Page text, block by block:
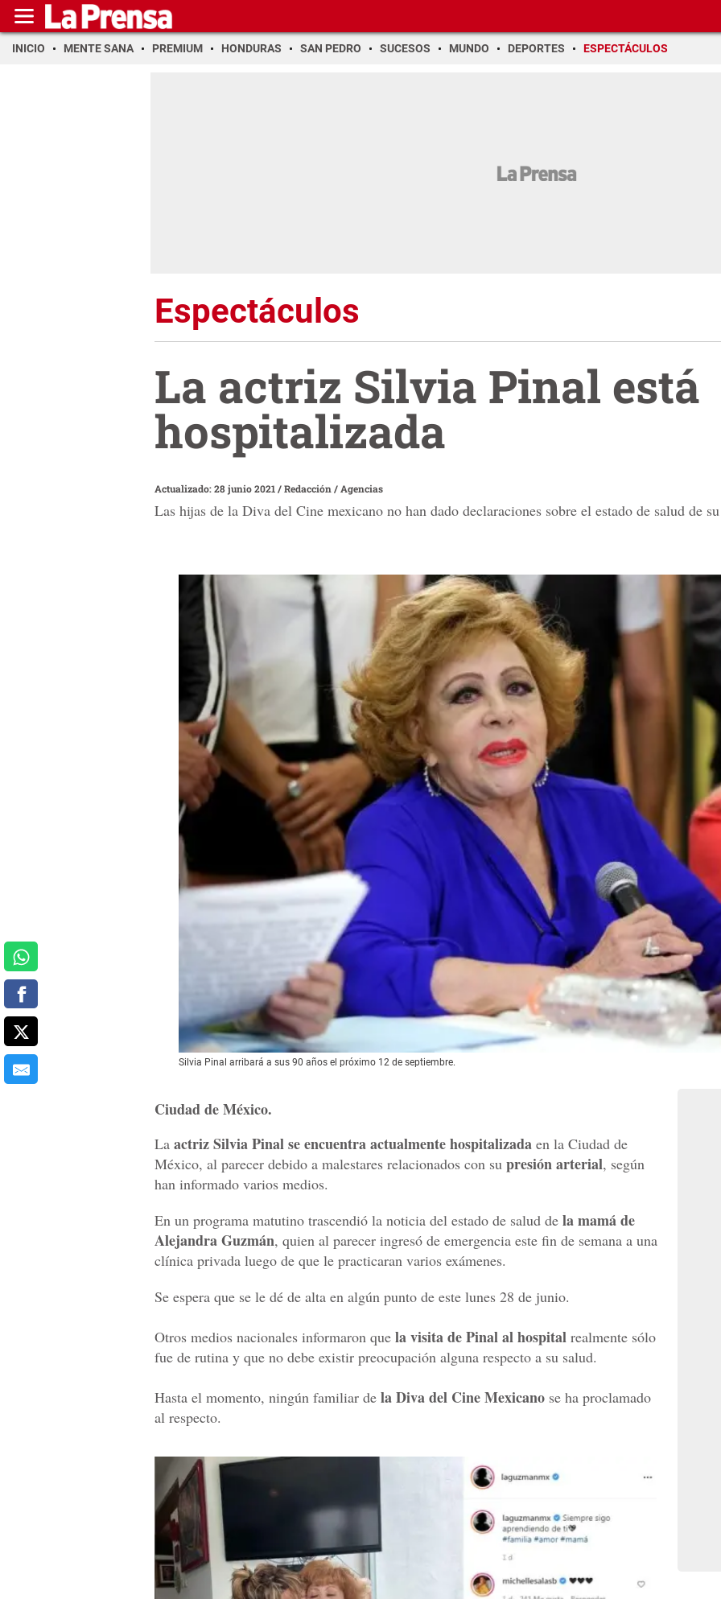
INICIO MENTE SANA PREMIUM HONDURAS SAN PEDRO SUCESOS MUNDO DEPORTES ESPECTÁCULOS
Espectáculos
La actriz Silvia Pinal está
hospitalizada
Actualizado: 28 junio 2021 /Redacción / Agencias
Las hijas de la Diva del Cine mexicano no han dado declaraciones sobre el estado de salud de
Silvia Pinal arribará a sus 90 años el próximo 12 de septiembre.
Ciudad de México.
La actriz Silvia Pinal se encuentra actualmente hospitalizada en la Ciudad de
México, al parecer debido a malestares relacionados con su presión arterial, según
han informado varios medios.
En un programa matutino trascendió la noticia del estado de salud de la mamá de
Alejandra Guzmán, quien al parecer ingresó de emergencia este fin de semana a una
clínica privada luego de que le practicaran varios exámenes.
Se espera que se le dé de alta en algún punto de este lunes 28 de junio.
Otros medios nacionales informaron que la visita de Pinal al hospital realmente sólo
fue de rutina y que no debe existir preocupación alguna respecto a su salud.
Hasta el momento, ningún familiar de la Diva del Cine Mexicano se ha proclamado
al respecto.